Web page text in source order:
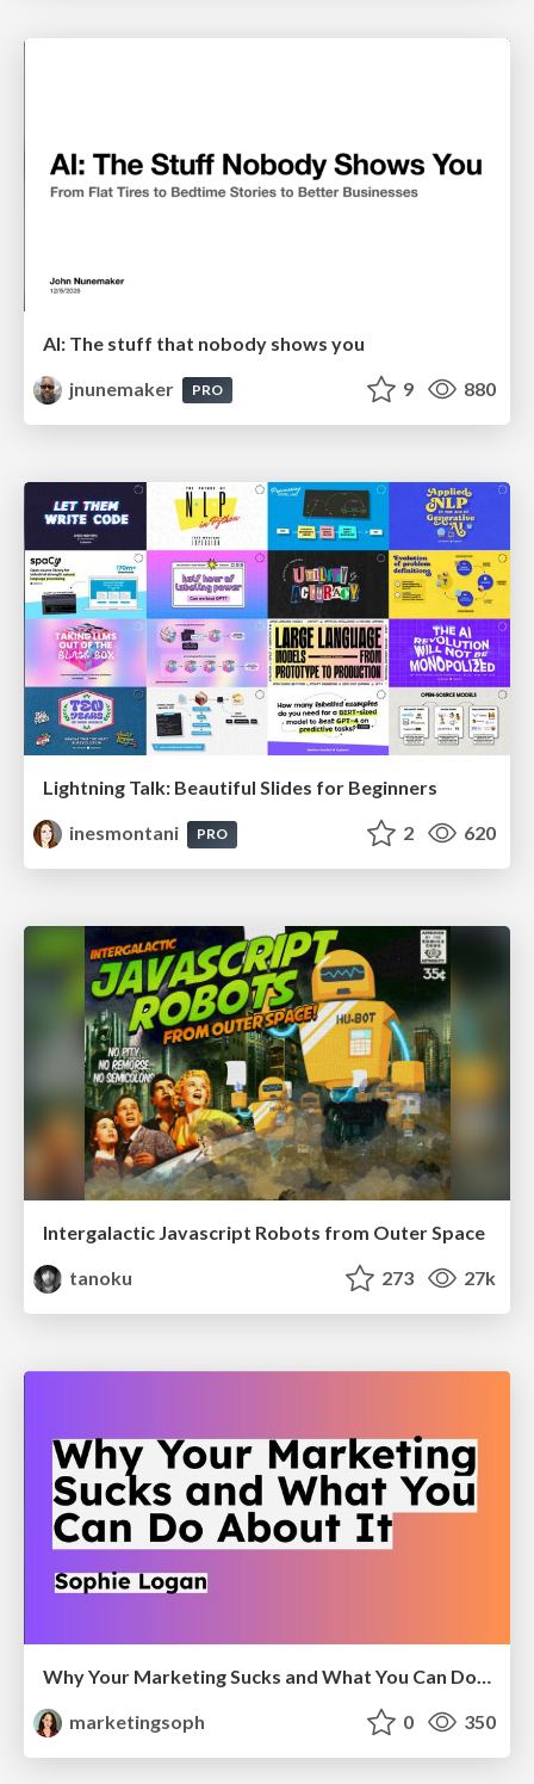
AI: The stuff that nobody shows you
jnunemaker
PRO 9 880
Lightning Talk: Beautiful Slides for Beginners
inesmontani
PRO 2 620
Intergalactic Javascript Robots from Outer Space
tanoku
273 27k
Why Your Marketing Sucks and What You Can Do About It - Sophie Logan
marketingsoph
0 350